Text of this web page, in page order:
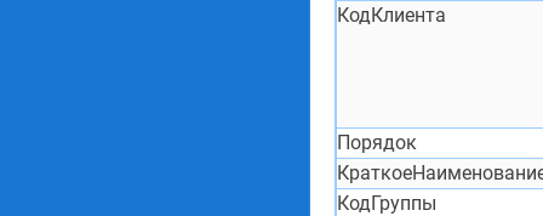
КодКлиента
Порядок
КодГруппы